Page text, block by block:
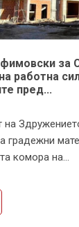
за
работна
пред...
на
градежни
комора на...